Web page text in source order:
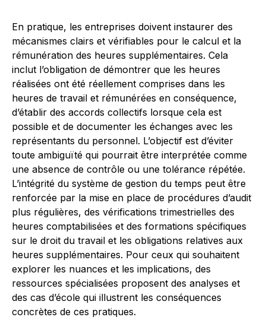
En pratique, les entreprises doivent instaurer des
mécanismes clairs et vérifiables pour le calcul et la
rémunération des heures supplémentaires. Cela
inclut l’obligation de démontrer que les heures
réalisées ont été réellement comprises dans les
heures de travail et rémunérées en conséquence,
d’établir des accords collectifs lorsque cela est
possible et de documenter les échanges avec les
représentants du personnel. L’objectif est d’éviter
toute ambiguïté qui pourrait être interprétée comme
une absence de contrôle ou une tolérance répétée.
L’intégrité du système de gestion du temps peut être
renforcée par la mise en place de procédures d’audit
plus régulières, des vérifications trimestrielles des
heures comptabilisées et des formations spécifiques
sur le droit du travail et les obligations relatives aux
heures supplémentaires. Pour ceux qui souhaitent
explorer les nuances et les implications, des
ressources spécialisées proposent des analyses et
des cas d’école qui illustrent les conséquences
concrètes de ces pratiques.